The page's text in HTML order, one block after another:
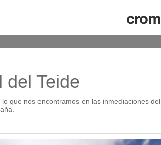
del Teide
que nos encontramos en las inmediaciones del